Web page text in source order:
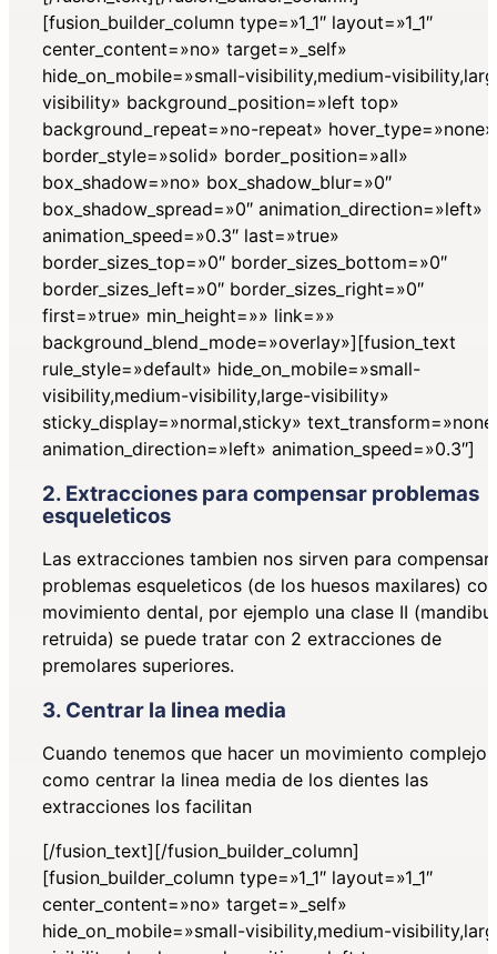
[fusion_builder_column type=»1_1″ layout=»1_1″
center_content=»no» target=»_self»
hide_on_mobile=»small-visibility,medium-
visibility» background_position=»left top»
background_repeat=»no-repeat» hover_type=»none»
border_style=»solid» border_position=»all»
box_shadow=»no» box_shadow_blur=»0″
box_shadow_spread=»0″ animation_direction=»left»
animation_speed=»0.3″ last=»true»
border_sizes_top=»0″ border_sizes_bottom=»0″
border_sizes_left=»0″ border_sizes_right=»0″
first=»true» min_height=»» link=»»
background_blend_mode=»overlay»][fusion_text
rule_style=»default» hide_on_mobile=»small-
visibility,medium-visibility,large-visibility»
sticky_display=»normal,sticky»
animation_direction=»left» animation_speed=»0.3″]
2. Extracciones para compensar problemas
esqueleticos
Las extracciones tambien nos sirven para compensar
problemas esqueleticos (de los huesos maxilares) con
movimiento dental, por ejemplo una clase II
retruida) se puede tratar con 2 extracciones de
premolares superiores.
3. Centrar la linea media
Cuando tenemos que hacer un movimiento complejo
como centrar la linea media de los dientes las
extracciones los facilitan
[/fusion_text][/fusion_builder_column]
[fusion_builder_column type=»1_1″ layout=»1_1″
center_content=»no» target=»_self»
hide_on_mobile=»small-visibility,medium-